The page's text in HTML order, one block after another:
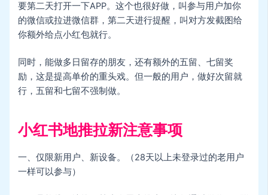
要第二天打开一下APP。这个也很好做，叫参与用户加你
的微信或拉进微信群，第二天进行提醒，叫对方发截图给
你额外给点小红包就行。
同时，能做多日留存的朋友，还有额外的五留、七留奖
励，这是提高单价的重头戏。但一般的用户，做好次留就
行，五留和七留不强制做。
小红书地推拉新注意事项
一、仅限新用户、新设备。（28天以上未登录过的老用户
一样可以参与）